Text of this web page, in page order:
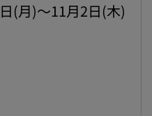
(月)～11月2日(木)